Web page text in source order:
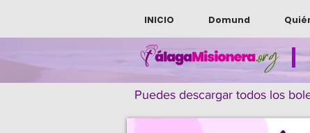
INICIO Domund
|
Puedes descargar todos los